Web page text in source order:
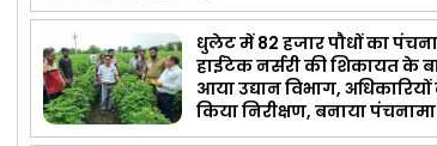
धुलेट में 82 हजार पौधों का
हाईटेक नर्सरी की शिकायत के
आया उद्यान विभाग,
किया निरीक्षण, बनाया पंचनामा